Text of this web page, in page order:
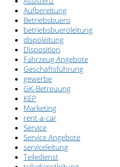
Aufbereitung
Betriebsbuero
betriebsbueroleitung
dispoleitung
Disposition
Fahrzeug Angebote
Geschäftsführung
gewerbe
GK-Betreuung
KEP
Marketing
rent-a-car
Service
Service Angebote
serviceleitung
Teiledienst